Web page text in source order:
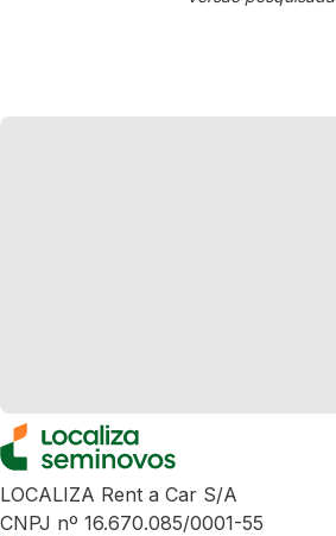
LOCALIZA Rent a Car S/A
CNPJ nº 16.670.085/0001-55